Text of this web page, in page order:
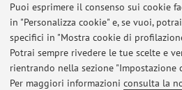
Puoi esprimere il consenso sui cookie
in "Personalizza cookie" e, se vuoi,
specifici in "Mostra cookie di
Potrai sempre rivedere le tue scelte e
rientrando nella sezione "Impostazione
Per maggiori informazioni consulta la
Area riservata
Accedi tramiteloginper gestire tutti i